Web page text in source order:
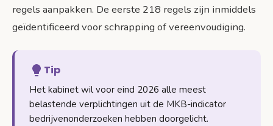
regels aanpakken. De eerste 218 regels zijn inmiddels
geïdentificeerd voor schrapping of vereenvoudiging.
Tip
Het kabinet wil voor eind 2026 alle meest
belastende verplichtingen uit de MKB-indicator
bedrijvenonderzoeken hebben doorgelicht.